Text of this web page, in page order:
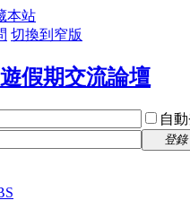
本站
切換到窄版
自
登錄